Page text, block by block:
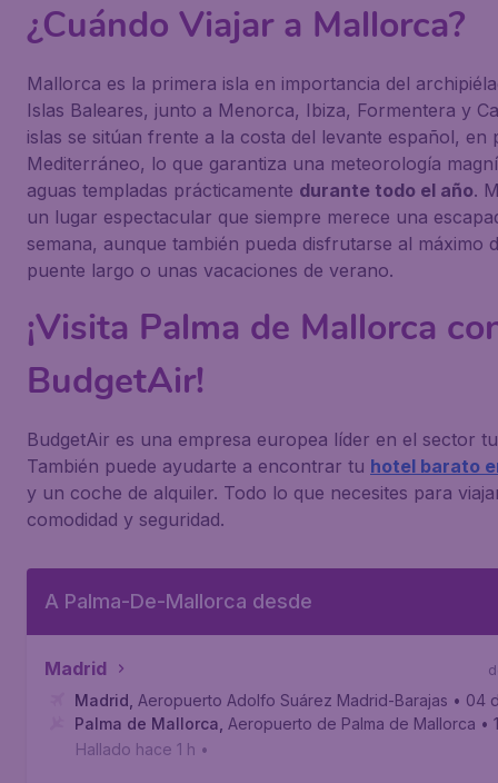
¿Cuándo Viajar a Mallorca?
Mallorca es la primera isla en importancia del
Islas Baleares, junto a Menorca, Ibiza, Formentera y
islas se sitúan frente a la costa del levante español, en
Mediterráneo, lo que garantiza una meteorología
aguas templadas prácticamente durante todo el año.
un lugar espectacular que siempre merece una
semana, aunque también pueda disfrutarse al máximo
puente largo o unas vacaciones de verano.
¡Visita Palma de Mallorca
BudgetAir!
BudgetAir es una empresa europea líder en el sector
También puede ayudarte a encontrar tu hotel barato
y un coche de alquiler. Todo lo que necesites para
comodidad y seguridad.
A Palma-De-Mallorca desde
Madrid
Madrid Aeropuerto Adolfo Suárez Madrid-Barajas • 04
Palma de Mallorca Aeropuerto de Palma de Mallorca •
Hallado hace 1 h •